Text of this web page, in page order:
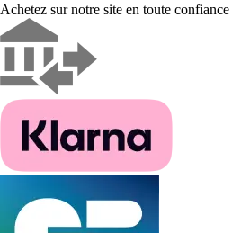
Achetez sur notre site en toute confiance